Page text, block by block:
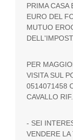
PRIMA CASA
EURO DEL
MUTUO
PER
VISITA SUL
0514071458
CAVALLO
- SEI
VENDERE